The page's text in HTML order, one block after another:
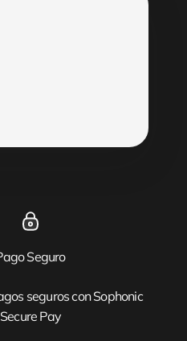
Seguro
seguros con Sophonic
Secure Pay